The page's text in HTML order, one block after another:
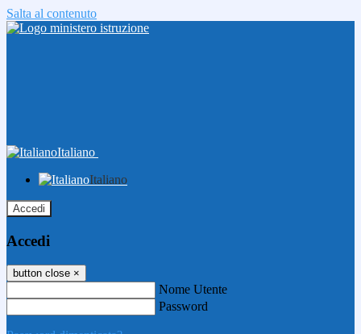
Salta al contenuto
Italiano
Italiano
Accedi
Accedi
button close ×
Nome Utente
Password